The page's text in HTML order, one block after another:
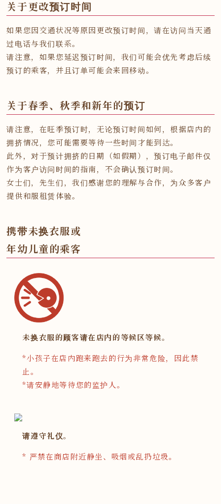
关于更改预订时间
如果您因交通状况等原因更改预订时间，请在访问当天通
过电话与我们联系。
请注意，如果您延迟预订时间，我们可能会优先考虑后续
预订的乘客，并且订单可能会来回移动。
关于春季、秋季和新年的预订
请注意，在旺季预订时，无论预订时间如何，根据店内的
拥挤情况，您可能需要等待一些时间才能到达。
此外，对于预计拥挤的日期（如假期），预订电子邮件仅
作为客户访问时间的指南，不会确认预订时间。
女士们，先生们，我们感谢您的理解与合作，为众多客户
提供和服租赁体验。
携带未换衣服或
年幼儿童的乘客
未换衣服的顾客请在店内的等候区等候。
*小孩子在店内跑来跑去的行为非常危险，因此禁
止。
*请安静地等待您的监护人。
请遵守礼仪。
* 严禁在商店附近静坐、吸烟或乱扔垃圾。